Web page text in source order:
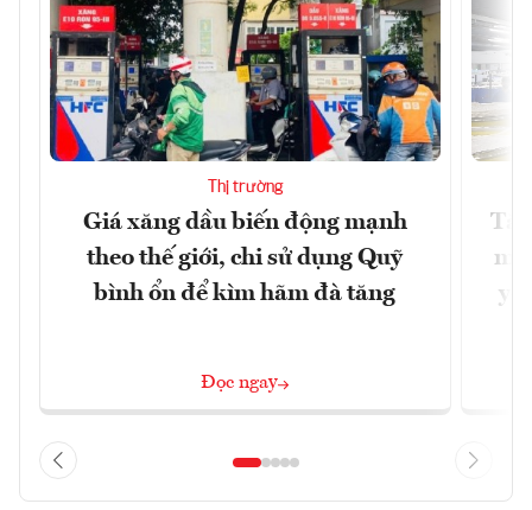
Thị trường
Giá xăng dầu biến động mạnh
theo thế giới, chi sử dụng Quỹ
bình ổn để kìm hãm đà tăng
Đọc ngay